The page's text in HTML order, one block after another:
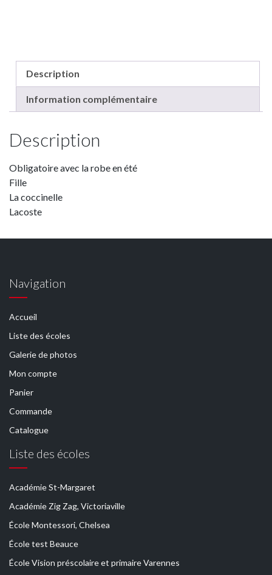
Description
Information complémentaire
Description
Obligatoire avec la robe en été
Fille
La coccinelle
Lacoste
Navigation
Accueil
Liste des écoles
Galerie de photos
Mon compte
Panier
Commande
Catalogue
Liste des écoles
Académie St-Margaret
Académie Zig Zag, Victoriaville
École Montessori, Chelsea
École test Beauce
École Vision préscolaire et primaire Varennes